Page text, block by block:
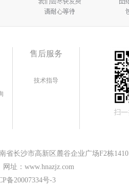
售后服务
技术指导
省长沙市高新区麓谷企业广场F2栋1410
址：www.hnazjz.com
备20007334号-3